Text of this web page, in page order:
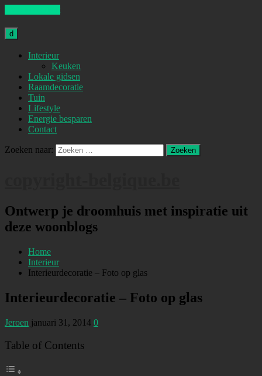
d
Interieur
Keuken
Lokale gidsen
Raamdecoratie
Tuin
Lifestyle
Energie besparen
Contact
Zoeken naar:
Ontwerp je droomhuis met inspiratie uit
deze woonblogs
Home
Interieur
Interieurdecoratie – Foto op glas
Interieurdecoratie – Foto op glas
Jeroen januari 31, 2014 0
Table of Contents